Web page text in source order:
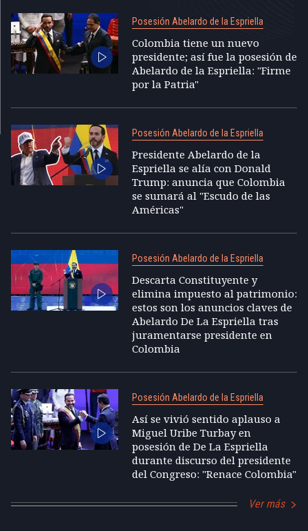
Posesión Abelardo de la Espriella
Colombia tiene un nuevo
presidente; así fue la posesión de
Abelardo de la Espriella: "Firme
por la Patria"
Posesión Abelardo de la Espriella
Presidente Abelardo de la
Espriella se alía con Donald
Trump: anuncia que Colombia
se sumará al "Escudo de las
Américas"
Posesión Abelardo de la Espriella
Descarta Constituyente y
elimina impuesto al patrimonio:
estos son los anuncios claves de
Abelardo De La Espriella tras
juramentarse presidente en
Colombia
Posesión Abelardo de la Espriella
Así se vivió sentido aplauso a
Miguel Uribe Turbay en
posesión de De La Espriella
durante discurso del presidente
del Congreso: "Renace Colombia"
Ver más